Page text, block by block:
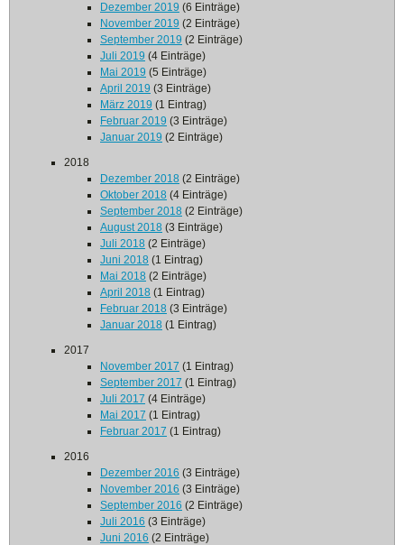
Dezember 2019 (6 Einträge)
November 2019 (2 Einträge)
September 2019 (2 Einträge)
Juli 2019 (4 Einträge)
Mai 2019 (5 Einträge)
April 2019 (3 Einträge)
März 2019 (1 Eintrag)
Februar 2019 (3 Einträge)
Januar 2019 (2 Einträge)
2018
Dezember 2018 (2 Einträge)
Oktober 2018 (4 Einträge)
September 2018 (2 Einträge)
August 2018 (3 Einträge)
Juli 2018 (2 Einträge)
Juni 2018 (1 Eintrag)
Mai 2018 (2 Einträge)
April 2018 (1 Eintrag)
Februar 2018 (3 Einträge)
Januar 2018 (1 Eintrag)
2017
November 2017 (1 Eintrag)
September 2017 (1 Eintrag)
Juli 2017 (4 Einträge)
Mai 2017 (1 Eintrag)
Februar 2017 (1 Eintrag)
2016
Dezember 2016 (3 Einträge)
November 2016 (3 Einträge)
September 2016 (2 Einträge)
Juli 2016 (3 Einträge)
Juni 2016 (2 Einträge)